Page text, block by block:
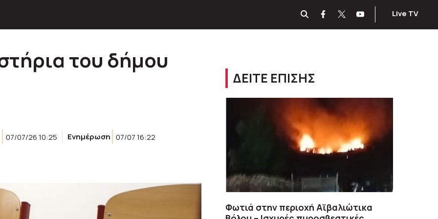
Live TV
του δήμου
07/07/26 10:25 Ενημέρωση 07/07 16:22
ΔΕΙΤΕ ΕΠΙΣΗΣ
Φωτιά στην περιοχή Αϊβαλιώτικα